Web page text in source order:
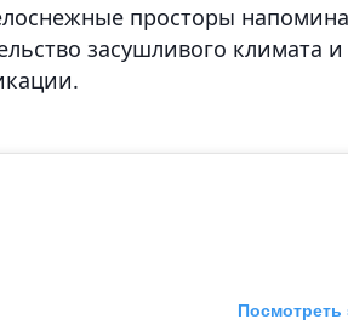
просторы
засушливого климата
Посмотреть